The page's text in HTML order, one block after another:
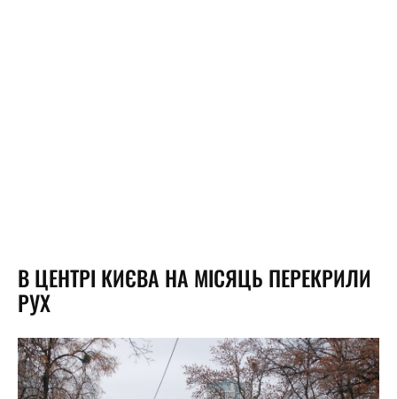
В ЦЕНТРІ КИЄВА НА МІСЯЦЬ ПЕРЕКРИЛИ
РУХ